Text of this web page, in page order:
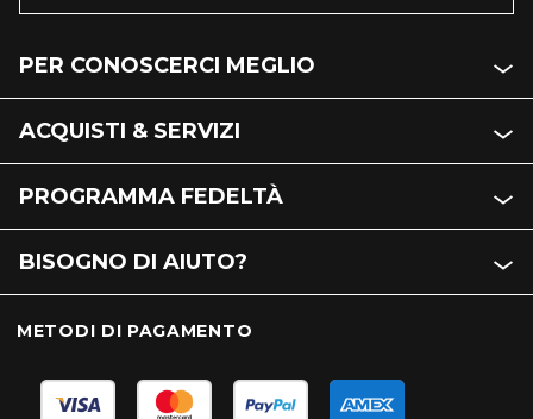
PER CONOSCERCI MEGLIO
ACQUISTI & SERVIZI
PROGRAMMA FEDELTÀ
BISOGNO DI AIUTO?
METODI DI PAGAMENTO